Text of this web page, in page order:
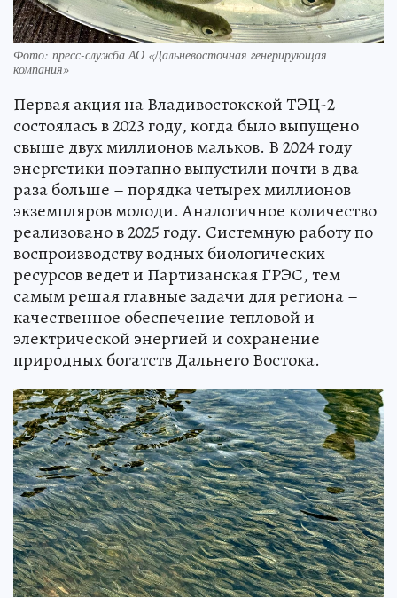
Фото: пресс-служба АО «Дальневосточная генерирующая
компания»
Первая акция на Владивостокской ТЭЦ-2
состоялась в 2023 году, когда было выпущено
свыше двух миллионов мальков. В 2024 году
энергетики поэтапно выпустили почти в два
раза больше – порядка четырех миллионов
экземпляров молоди. Аналогичное количество
реализовано в 2025 году. Системную работу по
воспроизводству водных биологических
ресурсов ведет и Партизанская ГРЭС, тем
самым решая главные задачи для региона –
качественное обеспечение тепловой и
электрической энергией и сохранение
природных богатств Дальнего Востока.